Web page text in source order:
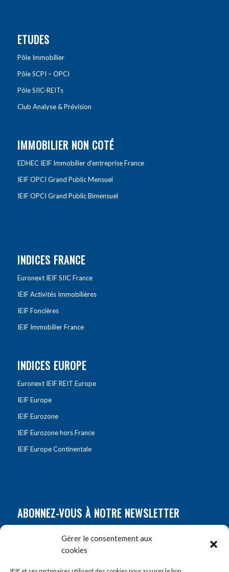
Gérer le consentement aux
cookies
ETUDES
Pôle Immobilier
Pôle SCPI – OPCI
Pôle SIIC-REITs
Club Analyse & Prévision
IMMOBILIER NON COTÉ
EDHEC IEIF Immobilier d’entreprise France
IEIF OPCI Grand Public Mensuel
IEIF OPCI Grand Public Bimensuel
INDICES FRANCE
Euronext IEIF SIIC France
IEIF Activités Immobilières
IEIF Foncières
IEIF Immobilier France
INDICES EUROPE
Euronext IEIF REIT Europe
IEIF Europe
IEIF Eurozone
IEIF Eurozone hors France
IEIF Europe Continentale
ABONNEZ-VOUS À NOTRE NEWSLETTER
Prénom*